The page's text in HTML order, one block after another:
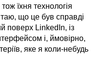
їхня технологія
що це був справді
поверх LinkedIn, із
і, ймовірно,
яке я коли-небудь